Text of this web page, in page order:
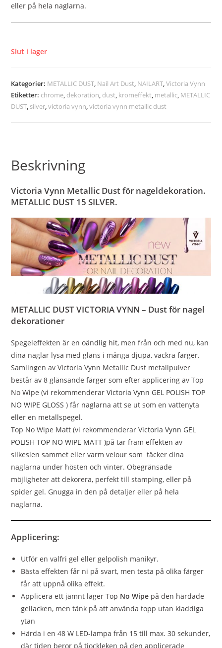
eller på hela naglarna.
Slut i lager
Kategorier: METALLIC DUST, Nail Art Dust, NAILART,Victoria Vynn
Etiketter: chrome, dekoration, dust, kromeffekt, metallic, METALLIC
DUST, silver,victoria vynn,victoria vynn metallic dust
Beskrivning
Victoria Vynn Metallic Dust för nageldekoration.
METALLIC DUST 15 SILVER.
METALLIC DUST VICTORIA VYNN – Dust för nagel
dekorationer
Spegeleffekten är en oändlig hit, men från och med nu, kan
dina naglar lysa med glans i många djupa, vackra färger.
Samlingen av Victoria Vynn Metallic Dust metallpulver
består av 8 glänsande färger som efter applicering av Top
No Wipe (vi rekommenderarVictoria Vynn GEL POLISH TOP
NO WIPE GLOSS ) får naglarna att se ut som en vattenyta
eller en metallspegel.
Top No Wipe Matt (vi rekommenderarVictoria Vynn GEL
POLISH TOP NO WIPE MATT )på tar fram effekten av
silkeslen sammet eller varm velour som täcker dina
naglarna under hösten och vinter. Obegränsade
möjligheter att dekorera, perfekt till stamping, eller på
spider gel. Gnugga in den på detaljer eller på hela
naglarna.
Applicering:
Utför en valfri gel eller gelpolish manikyr.
Bästa effekten får ni på svart, men testa på olika färger
får att uppnå olika effekt.
Applicera ett jämnt lager Top No Wipe på den härdade
gellacken, men tänk på att använda topp utan kladdiga
ytan
Härda i en 48 W LED-lampa från 15 till max. 30 sekunder,
där tiden beror på tjockleken på den applicerade